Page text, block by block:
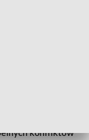
konfliktów